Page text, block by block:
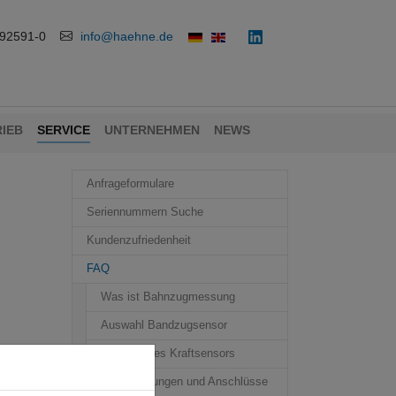
0 info@haehne.de
SERVICE UNTERNEHMEN NEWS
Anfrageformulare
Seriennummern Suche
Kundenzufriedenheit
FAQ
Was ist Bahnzugmessung
Auswahl Bandzugsensor
Auswahl des Kraftsensors
Sensorleitungen und Anschlüsse